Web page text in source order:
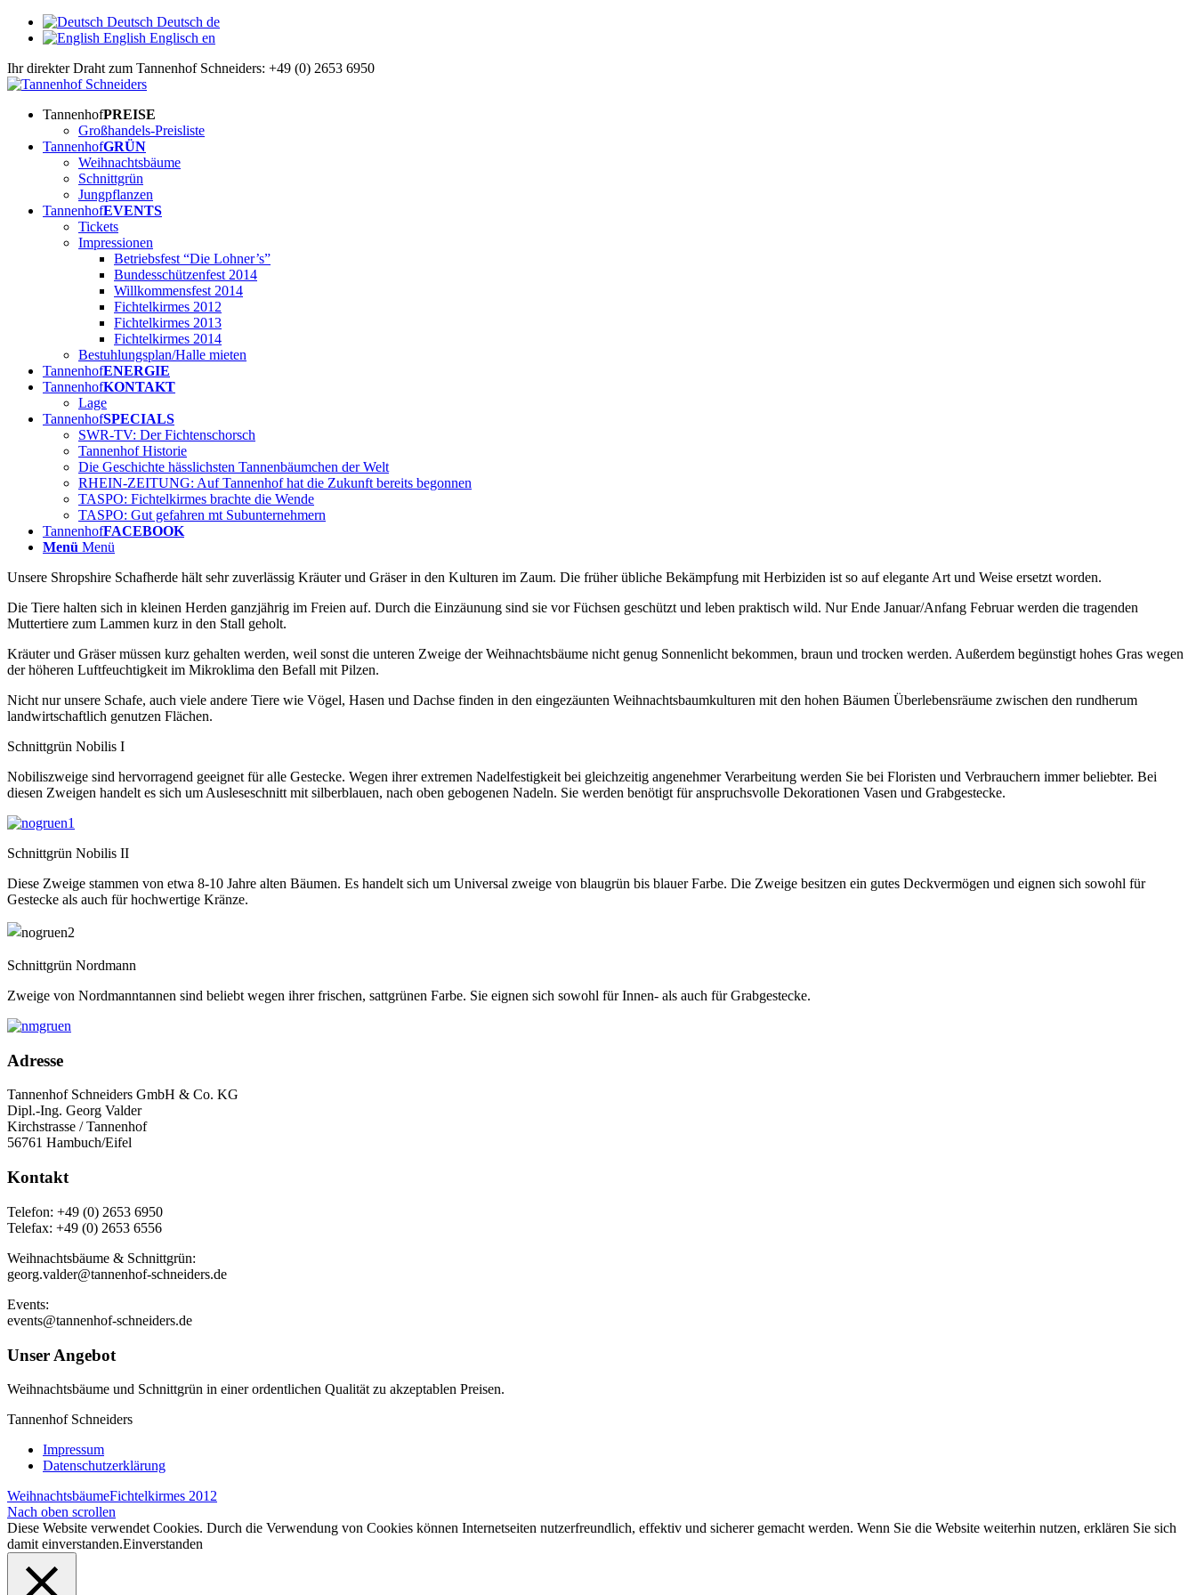
Deutsch Deutsch de
English Englisch en
Ihr direkter Draht zum Tannenhof Schneiders: +49 (0) 2653 6950
TannenhofPREISE
Großhandels-Preisliste
TannenhofGRÜN
Weihnachtsbäume
Schnittgrün
Jungpflanzen
TannenhofEVENTS
Tickets
Impressionen
Betriebsfest “Die Lohner’s”
Bundesschützenfest 2014
Willkommensfest 2014
Fichtelkirmes 2012
Fichtelkirmes 2013
Fichtelkirmes 2014
Bestuhlungsplan/Halle mieten
TannenhofENERGIE
TannenhofKONTAKT
Lage
TannenhofSPECIALS
SWR-TV: Der Fichtenschorsch
Tannenhof Historie
Die Geschichte hässlichsten Tannenbäumchen der Welt
RHEIN-ZEITUNG: Auf Tannenhof hat die Zukunft bereits begonnen
TASPO: Fichtelkirmes brachte die Wende
TASPO: Gut gefahren mt Subunternehmern
TannenhofFACEBOOK
Menü Menü
Unsere Shropshire Schafherde hält sehr zuverlässig Kräuter und Gräser in den Kulturen im Zaum. Die früher übliche Bekämpfung mit Herbiziden ist so auf elegante Art und Weise ersetzt worden.
Die Tiere halten sich in kleinen Herden ganzjährig im Freien auf. Durch die Einzäunung sind sie vor Füchsen geschützt und leben praktisch wild. Nur Ende Januar/Anfang Februar werden die tragenden
Muttertiere zum Lammen kurz in den Stall geholt.
Kräuter und Gräser müssen kurz gehalten werden, weil sonst die unteren Zweige der Weihnachtsbäume nicht genug Sonnenlicht bekommen, braun und trocken werden. Außerdem begünstigt hohes Gras wegen
der höheren Luftfeuchtigkeit im Mikroklima den Befall mit Pilzen.
Nicht nur unsere Schafe, auch viele andere Tiere wie Vögel, Hasen und Dachse finden in den eingezäunten Weihnachtsbaumkulturen mit den hohen Bäumen Überlebensräume zwischen den rundherum
landwirtschaftlich genutzen Flächen.
Schnittgrün Nobilis I
Nobiliszweige sind hervorragend geeignet für alle Gestecke. Wegen ihrer extremen Nadelfestigkeit bei gleichzeitig angenehmer Verarbeitung werden Sie bei Floristen und Verbrauchern immer beliebter. Bei
diesen Zweigen handelt es sich um Ausleseschnitt mit silberblauen, nach oben gebogenen Nadeln. Sie werden benötigt für anspruchsvolle Dekorationen Vasen und Grabgestecke.
Schnittgrün Nobilis II
Diese Zweige stammen von etwa 8-10 Jahre alten Bäumen. Es handelt sich um Universal zweige von blaugrün bis blauer Farbe. Die Zweige besitzen ein gutes Deckvermögen und eignen sich sowohl für
Gestecke als auch für hochwertige Kränze.
Schnittgrün Nordmann
Zweige von Nordmanntannen sind beliebt wegen ihrer frischen, sattgrünen Farbe. Sie eignen sich sowohl für Innen- als auch für Grabgestecke.
Adresse
Tannenhof Schneiders GmbH & Co. KG
Dipl.-Ing. Georg Valder
Kirchstrasse / Tannenhof
56761 Hambuch/Eifel
Kontakt
Telefon: +49 (0) 2653 6950
Telefax: +49 (0) 2653 6556
Weihnachtsbäume & Schnittgrün:
georg.valder@tannenhof-schneiders.de
Events:
events@tannenhof-schneiders.de
Unser Angebot
Weih­nachts­bäume und Schnitt­grün in einer ordent­li­chen Qua­li­tät zu akzep­ta­blen Prei­sen.
Tannenhof Schneiders
Impressum
Datenschutzerklärung
WeihnachtsbäumeFichtelkirmes 2012
Nach oben scrollen
Diese Website verwendet Cookies. Durch die Verwendung von Cookies können Internetseiten nutzerfreundlich, effektiv und sicherer gemacht werden. Wenn Sie die Website weiterhin nutzen, erklären Sie sich
damit einverstanden.Einverstanden